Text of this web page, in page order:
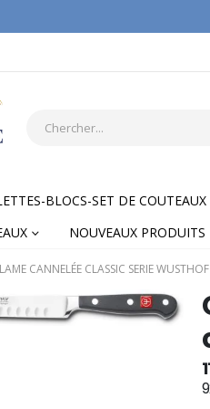
BLOCS-SET DE COUTEAUX
NOUVEAUX PRODUITS
CANNELÉE CLASSIC SERIE WUSTHOF
Skip